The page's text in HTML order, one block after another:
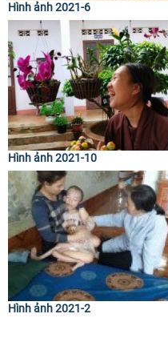
Hình ảnh 2021-6
Hình ảnh 2021-10
Hình ảnh 2021-2